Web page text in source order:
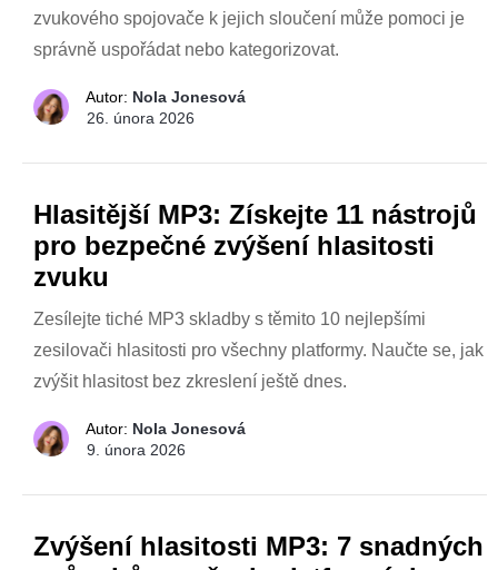
zvukového spojovače k jejich sloučení může pomoci je
správně uspořádat nebo kategorizovat.
Autor: Nola Jonesová
26. února 2026
Hlasitější MP3: Získejte 11 nástrojů
pro bezpečné zvýšení hlasitosti
zvuku
Zesílejte tiché MP3 skladby s těmito 10 nejlepšími
zesilovači hlasitosti pro všechny platformy. Naučte se, jak
zvýšit hlasitost bez zkreslení ještě dnes.
Autor: Nola Jonesová
9. února 2026
Zvýšení hlasitosti MP3: 7 snadných